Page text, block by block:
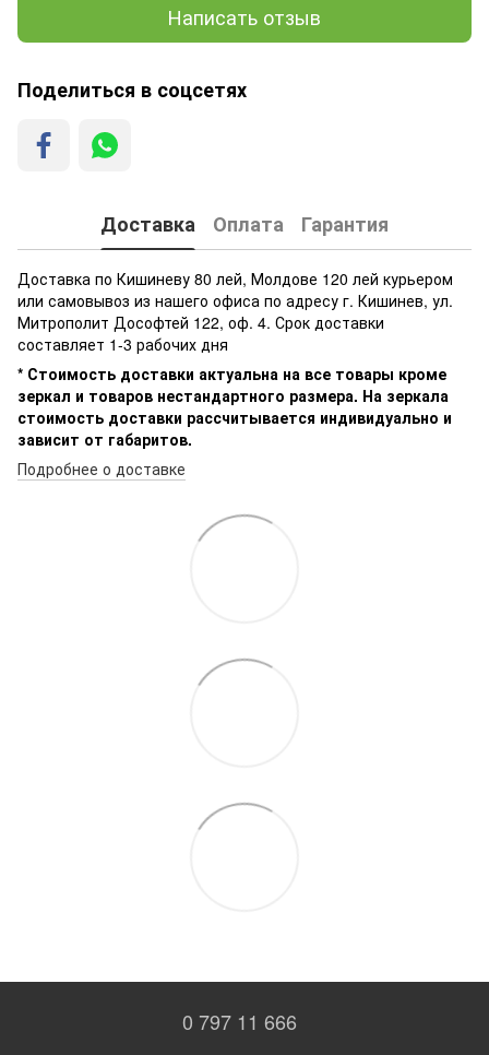
Написать отзыв
Поделиться в соцсетях
Доставка Оплата Гарантия
Доставка по Кишиневу 80 лей, Молдове 120 лей курьером
или самовывоз из нашего офиса по адресу г. Кишинев, ул.
Митрополит Дософтей 122, оф. 4. Срок доставки
составляет 1-3 рабочих дня
* Стоимость доставки актуальна на все товары кроме
зеркал и товаров нестандартного размера. На зеркала
стоимость доставки рассчитывается индивидуально и
зависит от габаритов.
Подробнее о доставке
0 797 11 666